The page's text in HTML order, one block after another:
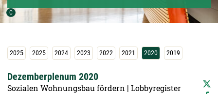
C
2025 2025 2024 2023 2022 2021 2020 2019
Dezemberplenum 2020
Sozialen Wohnungsbau fördern | Lobbyregister